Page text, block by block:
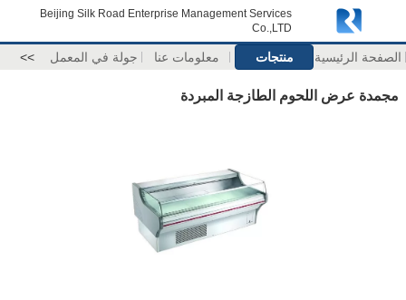
Beijing Silk Road Enterprise Management Services
Co.,LTD
الصفحة الرئيسية منتجات معلومات عنا جولة في المعمل >>
مجمدة عرض اللحوم الطازجة المبردة